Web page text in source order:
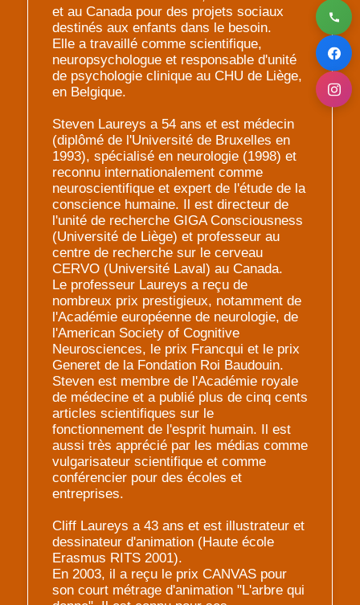
et au Canada pour des projets sociaux
destinés aux enfants dans le besoin.
Elle a travaillé comme scientifique,
neuropsychologue et responsable d'unité
de psychologie clinique au CHU de Liège,
en Belgique.
Steven Laureys a 54 ans et est médecin
(diplômé de l'Université de Bruxelles en
1993), spécialisé en neurologie (1998) et
reconnu internationalement comme
neuroscientifique et expert de l'étude de la
conscience humaine. Il est directeur de
l'unité de recherche GIGA Consciousness
(Université de Liège) et professeur au
centre de recherche sur le cerveau
CERVO (Université Laval) au Canada.
Le professeur Laureys a reçu de
nombreux prix prestigieux, notamment de
l'Académie européenne de neurologie, de
l'American Society of Cognitive
Neurosciences, le prix Francqui et le prix
Generet de la Fondation Roi Baudouin.
Steven est membre de l'Académie royale
de médecine et a publié plus de cinq cents
articles scientifiques sur le
fonctionnement de l'esprit humain. Il est
aussi très apprécié par les médias comme
vulgarisateur scientifique et comme
conférencier pour des écoles et
entreprises.
Cliff Laureys a 43 ans et est illustrateur et
dessinateur d'animation (Haute école
Erasmus RITS 2001).
En 2003, il a reçu le prix CANVAS pour
son court métrage d'animation "L'arbre qui